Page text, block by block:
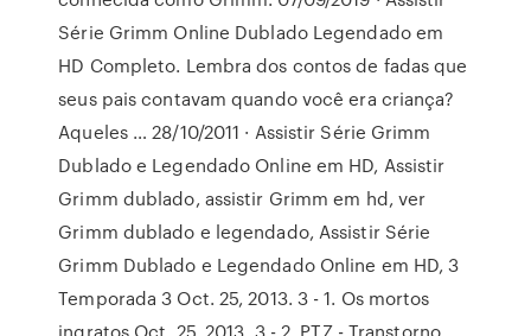
Série Grimm Online Dublado Legendado em
HD Completo. Lembra dos contos de fadas que
seus pais contavam quando você era criança?
Aqueles … 28/10/2011 · Assistir Série Grimm
Dublado e Legendado Online em HD, Assistir
Grimm dublado, assistir Grimm em hd, ver
Grimm dublado e legendado, Assistir Série
Grimm Dublado e Legendado Online em HD, 3
Temporada 3 Oct. 25, 2013. 3 - 1. Os mortos
ingratos Oct. 25, 2013. 3 - 2. PTZ - Transtorno